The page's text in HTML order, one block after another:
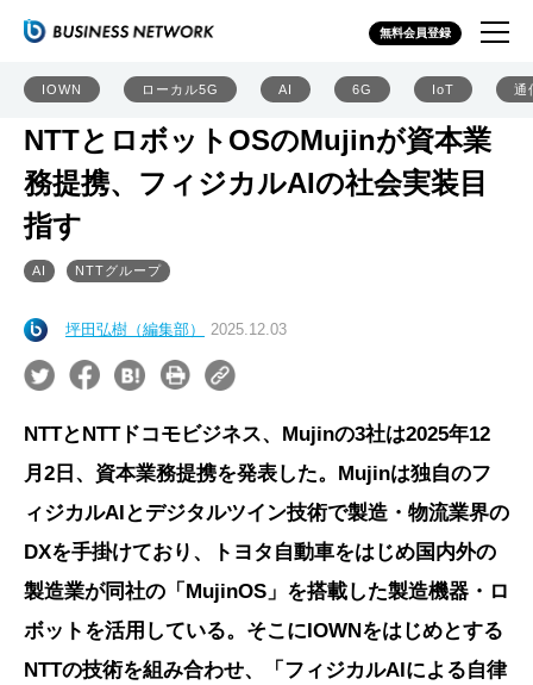
無料会員登録
IOWN ローカル5G AI 6G IoT 通
NTTとロボットOSのMujinが資本業
務提携、フィジカルAIの社会実装目
指す
AI NTTグループ
坪田弘樹（編集部） 2025.12.03
NTTとNTTドコモビジネス、Mujinの3社は2025年12
月2日、資本業務提携を発表した。Mujinは独自のフ
ィジカルAIとデジタルツイン技術で製造・物流業界の
DXを手掛けており、トヨタ自動車をはじめ国内外の
製造業が同社の「MujinOS」を搭載した製造機器・ロ
ボットを活用している。そこにIOWNをはじめとする
NTTの技術を組み合わせ、「フィジカルAIによる自律